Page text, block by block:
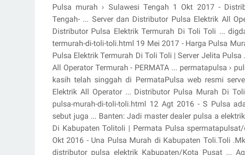
Pulsa murah › Sulawesi Tengah 1 Okt 2017 -
Tengah- ... Server dan Distributor Pulsa Elektrik All
Distributor Pulsa Elektrik Termurah Di Toli Toli ...
termurah-di-toli-toli.html 19 Mei 2017 - Harga Pulsa
Pulsa Elektrik Termurah Di Toli Toli | Server Jelita
All Operator Termurah - PERMATA ... permatapulsa ›
kasih telah singgah di PermataPulsa web resmi
Elektrik All Operator ... Distributor Pulsa Murah Di
pulsa-murah-di-toli-toli.html 12 Agt 2016 - S Pulsa
sebut juga ... Banten: Jadi master dealer pulsa a
Di Kabupaten Tolitoli | Permata Pulsa
Okt 2016 - Una Pulsa Murah di Kabupaten Toli.Toli
distributor pulsa elektrik Kabupaten/Kota Pusat ...